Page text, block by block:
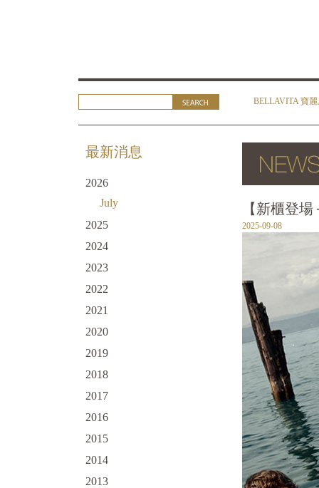
BELLAVITA 寶
最新消息
2026
July
2025
2024
2023
2022
2021
2020
2019
2018
2017
2016
2015
2014
2013
【新櫃登
2025-09-08